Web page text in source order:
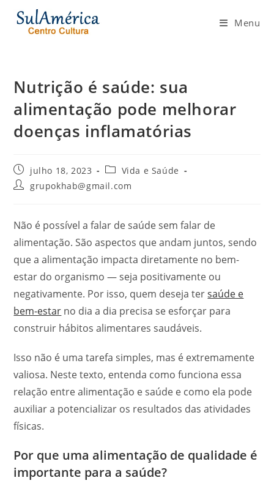
para
Menu
Nutrição é saúde: sua
alimentação pode melhorar
doenças inflamatórias
Post
publicado:
julho 18, 2023
Categoria
do
post:
Vida e Saúde
Autorgrupokhab@gmail.com
Não é possível a falar de saúde sem falar de
alimentação. São aspectos que andam juntos, sendo
que a alimentação impacta diretamente no bem-
estar do organismo — seja positivamente ou
negativamente. Por isso, quem deseja tersaúde e
bem-estar no dia a dia precisa se esforçar para
construir hábitos alimentares saudáveis.
Isso não é uma tarefa simples, mas é extremamente
valiosa. Neste texto, entenda como funciona essa
relação entre alimentação e saúde e como ela pode
auxiliar a potencializar os resultados das atividades
físicas.
Por que uma alimentação de qualidade é
importante para a saúde?